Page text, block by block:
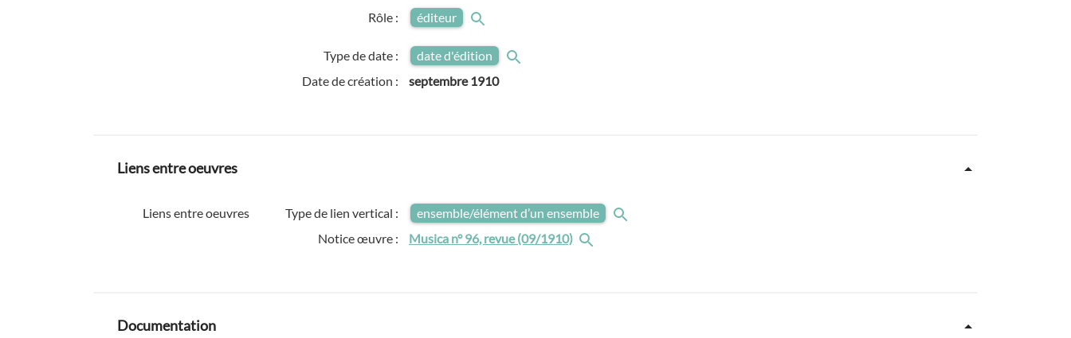
Rôle : éditeur
Type de date :
date d'édition
Date de création :
septembre 1910
Liens entre oeuvres
Liens entre oeuvres Type de lien vertical :
ensemble/élément d’un ensemble
Notice œuvre :
Musica n° 96, revue (09/1910)
Documentation